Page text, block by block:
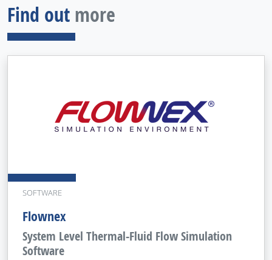
Find out more
SOFTWARE
Flownex
System Level Thermal-Fluid Flow Simulation
Software